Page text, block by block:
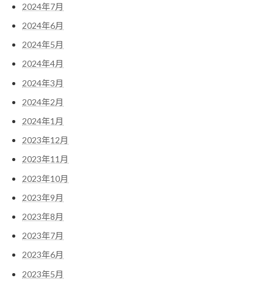
2024年7月
2024年6月
2024年5月
2024年4月
2024年3月
2024年2月
2024年1月
2023年12月
2023年11月
2023年10月
2023年9月
2023年8月
2023年7月
2023年6月
2023年5月